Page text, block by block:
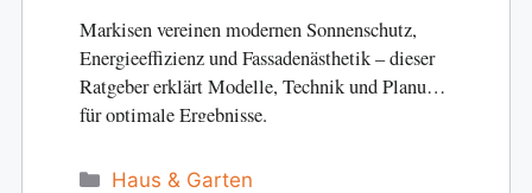
Markisen vereinen modernen Sonnenschutz,
Energieeffizienz und Fassadenästhetik – dieser
Ratgeber erklärt Modelle, Technik und Planung
für optimale Ergebnisse.
Categories
Haus & Garten